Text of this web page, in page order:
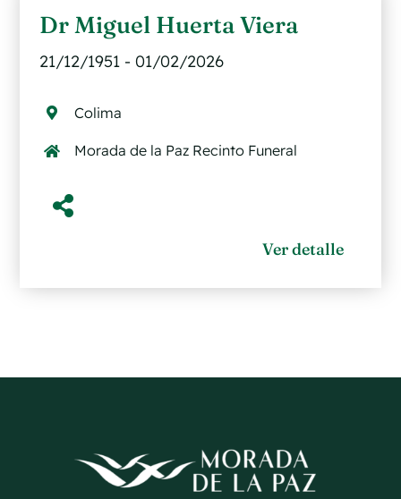
Dr Miguel Huerta Viera
21/12/1951 - 01/02/2026
Colima
Morada de la Paz Recinto Funeral
Ver detalle